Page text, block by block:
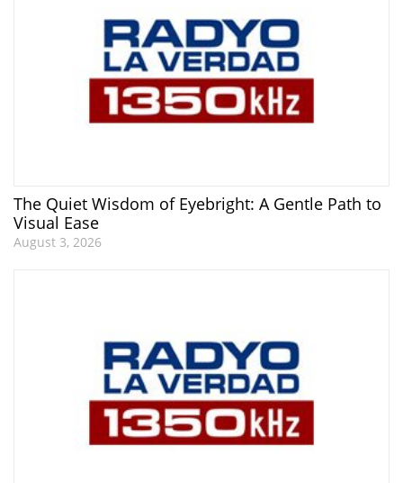
The Quiet Wisdom of Eyebright: A Gentle Path to
Visual Ease
August 3, 2026